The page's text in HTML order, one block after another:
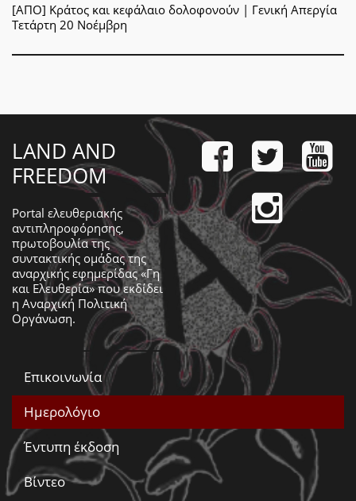
[ΑΠΟ] Κράτος και κεφάλαιο δολοφονούν | Γενική Απεργία
Τετάρτη 20 Νοέμβρη
LAND AND
FREEDOM
Portal ελευθεριακής
αντιπληροφόρησης,
πρωτοβουλία της
συντακτικής ομάδας της
αναρχικής εφημερίδας «Γη
και Ελευθερία» που εκδίδει
η Αναρχική Πολιτική
Οργάνωση.
Επικοινωνία
Ημερολόγιο
Έντυπη έκδοση
Βίντεο